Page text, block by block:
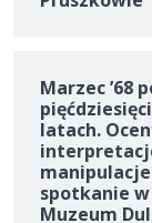
Marzec ’68
latach.
spotkanie w
Muzeum